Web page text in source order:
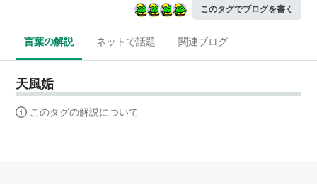
このタグでブログを書く
言葉の解説 ネットで話題 関連ブログ
天風姤
このタグの解説について